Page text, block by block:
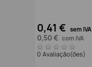
0,41 € sem IVA
0,50 € com IVA
0 Avaliação(ões)